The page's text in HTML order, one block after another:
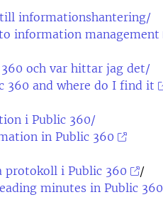
informationshantering/
information management
360 och var hittar jag det/
360 and where do I find it
i Public 360/
in Public 360
protokoll i Public 360
/
minutes in Public 360